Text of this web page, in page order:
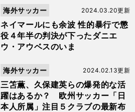
ネイマールにも余波 性的暴行で懲
役４年半の判決が下ったダニエ
ウ・アウベスのいま
2024.03.20更新
海外サッカー
三笘薫、久保建英らの爆発的な活
躍はあるか？ 欧州サッカー「日
本人所属」注目５クラブの最新布
2024.02.13更新
海外サッカー